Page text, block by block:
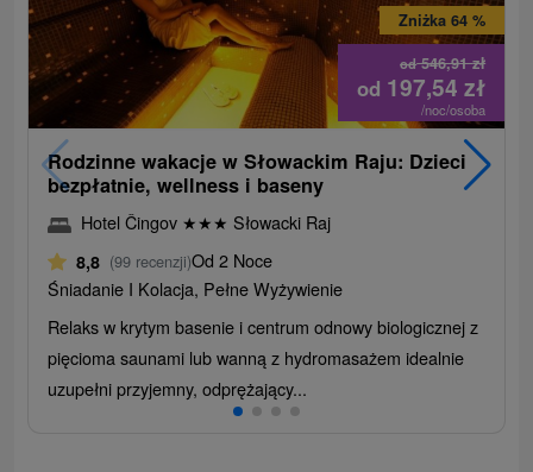
od546,91zł
Zniżka 64 %
od 197,54zł
/noc/osoba
Rodzinne wakacje w Słowackim Raju: Dzieci
bezpłatnie, wellness i baseny
Hotel Čingov ★★★ Słowacki Raj
8,8 (99 recenzji)Od 2 Noce
Śniadanie I Kolacja, Pełne Wyżywienie
Relaks w krytym basenie i centrum odnowy biologicznej z
pięcioma saunami lub wanną z hydromasażem idealnie
uzupełni przyjemny, odprężający...